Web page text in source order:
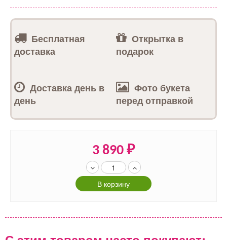
Бесплатная
доставка
Открытка в
подарок
Доставка день в
день
Фото букета
перед отправкой
3 890 ₽
В корзину